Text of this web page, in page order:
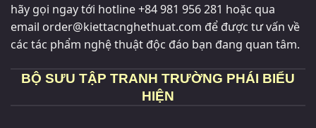
hãy gọi ngay tới hotline +84 981 956 281 hoặc qua
email order@kiettacnghethuat.com để được tư vấn về
các tác phẩm nghệ thuật độc đáo bạn đang quan tâm.
BỘ SƯU TẬP TRANH TRƯỜNG PHÁI BIỂU
HIỆN